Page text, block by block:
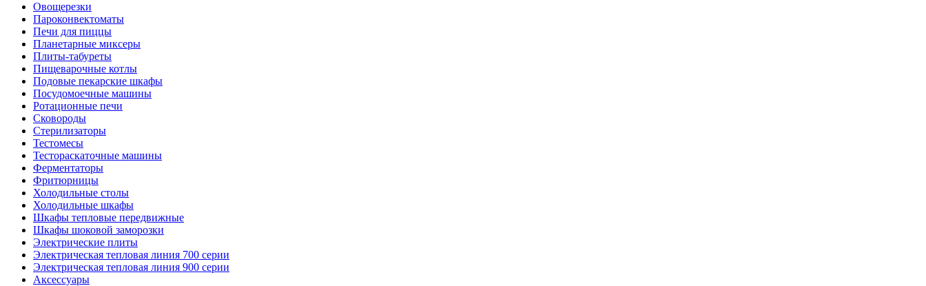
Овощерезки
Пароконвектоматы
Печи для пиццы
Планетарные миксеры
Плиты-табуреты
Пищеварочные котлы
Подовые пекарские шкафы
Посудомоечные машины
Ротационные печи
Сковороды
Стерилизаторы
Тестомесы
Тестораскаточные машины
Ферментаторы
Фритюрницы
Холодильные столы
Холодильные шкафы
Шкафы тепловые передвижные
Шкафы шоковой заморозки
Электрические плиты
Электрическая тепловая линия 700 серии
Электрическая тепловая линия 900 серии
Аксессуары